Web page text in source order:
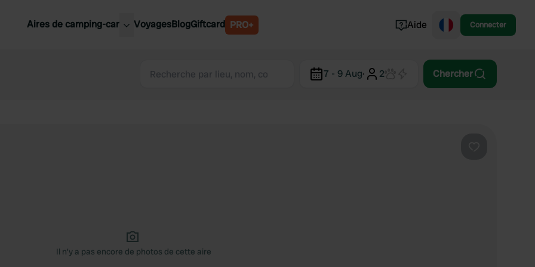
Aires de camping-car
Slovénie
VoyagesBlogGiftcard PRO+ Aide Connecter
7 - 9 Aug· 2 Chercher
Il n'y a pas encore de photos de cette aire